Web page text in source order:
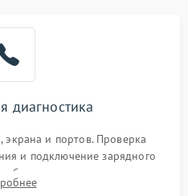
диагностика
и портов. Проверка
и подключение зарядного
тока с помощью
для локализации проблемы.